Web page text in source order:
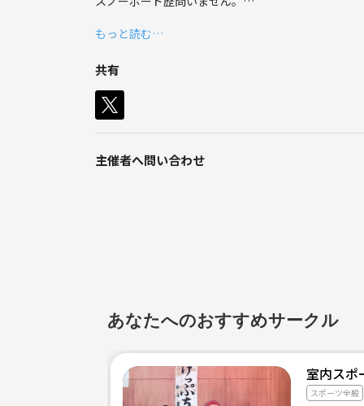
オフでは、みんなでオフトレしたり、マリンスポ
MUTEではスノーボードを楽しむことやスキルの
す。例えば、地方から上京しているメンバーも多
中々会えなくなったりと、まだまだ遊びたいけど
大人でも夢を持って行動していきたい！
・気軽にスノーボードや遊びに付き合ってくれる場
・人数が多すぎれば誰が誰だかわからず、シーズ
・人の入れ替わりが多ければ毎回気を使ったりする
・逆に人が少なすぎればマンネリもするし良い出会
もっと読む…
共有
主催者へ問い合わせ
あなたへのおすすめサークル
室内スポ
スポーツ全般